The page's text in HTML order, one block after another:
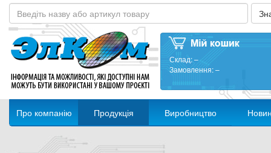
Склад:–
Замовлення:–
Про компанію Продукція Виробництво